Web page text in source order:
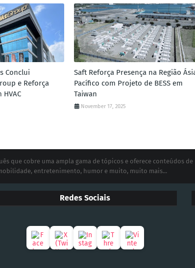
Conclui
e Reforça
Saft Reforça Presença na Região
Pacífico com Projeto de BESS em
Taiwan
November 17, 2025
que cobre uma ampla gama de tópicos e oferece conteúdos de
entretenimento, humor e muito, muito mais...
Redes Sociais